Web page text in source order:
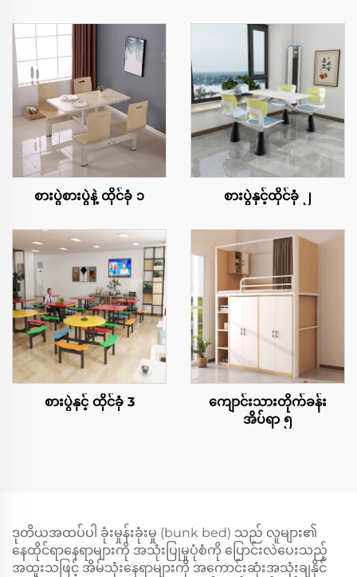
စားပွဲစားပွဲနဲ့ ထိုင်ခုံ ၁ စားပွဲနှင့်ထိုင်ခုံ ၂
စားပွဲနှင့် ထိုင်ခုံ 3
ကျောင်းသားတိုက်ခန်း
အိပ်ရာ ၅
ဒုတိယအထပ်ပါ ခုံးမှုန်းခုံးမှု (bunk bed) သည် လူများ၏
နေထိုင်ရာနေရာများကို အသုံးပြုမှုပုံစံကို ပြောင်းလဲပေးသည့်
အထူးသဖြင့် အိမ်သုံးနေရာများကို အကောင်းဆုံးအသုံးချနိုင်